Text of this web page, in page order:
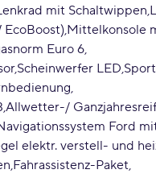
mit Schaltwippen
EcoBoost) Mittelkonsole
Euro 6
Scheinwerfer LED
Allwetter-/
Ford
elektr. verstell- und
Fahrassistenz-Paket